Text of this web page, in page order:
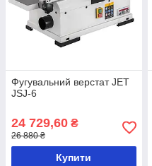
Фугувальний верстат JET
JSJ-6
24 729,60 ₴
26 880 ₴
Купити